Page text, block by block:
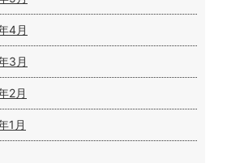
4月
3月
2月
1月